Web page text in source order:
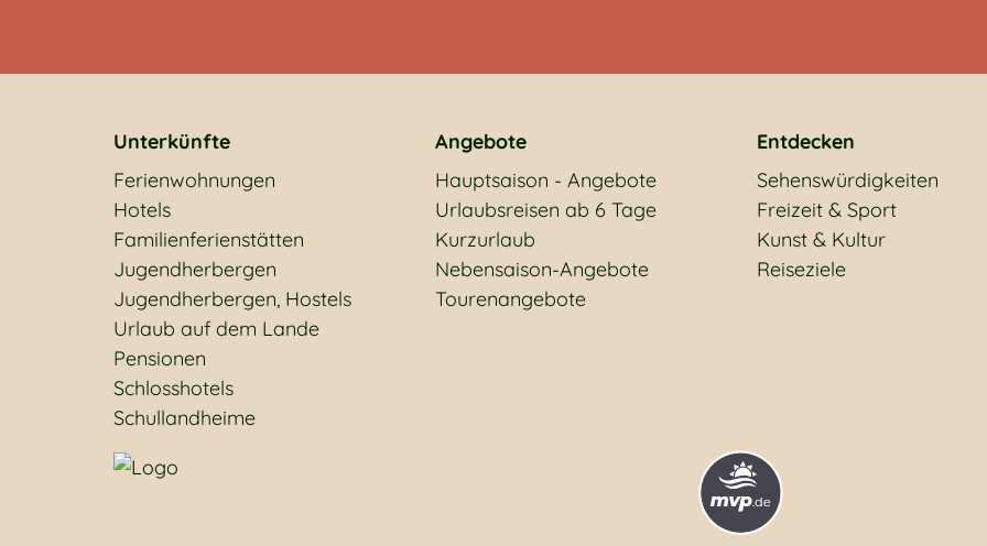
Unterkünfte
Ferienwohnungen
Hotels
Familienferienstätten
Jugendherbergen
Jugendherbergen, Hostels
Urlaub auf dem Lande
Pensionen
Schlosshotels
Schullandheime
Angebote
Hauptsaison - Angebote
Urlaubsreisen ab 6 Tage
Kurzurlaub
Nebensaison-Angebote
Tourenangebote
Entdecken
Sehenswürdigkeiten
Freizeit & Sport
Kunst & Kultur
Reiseziele